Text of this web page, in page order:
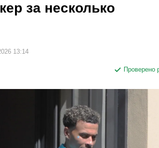
за несколько
13:14
Проверено